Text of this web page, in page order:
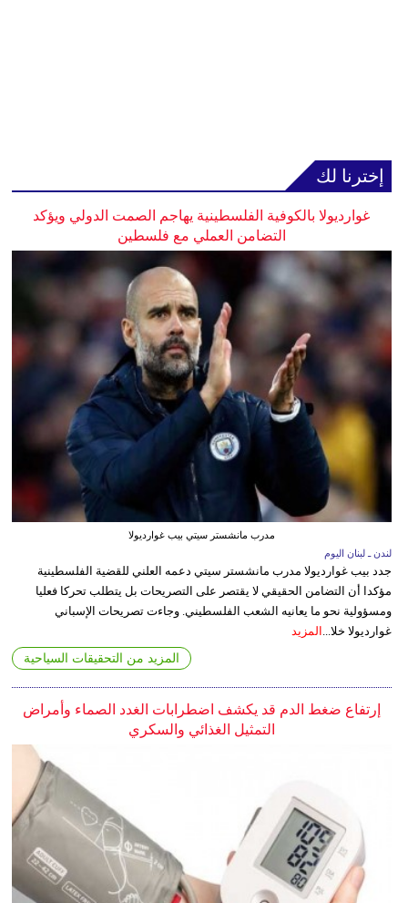
إخترنا لك
غوارديولا بالكوفية الفلسطينية يهاجم الصمت الدولي ويؤكد
التضامن العملي مع فلسطين
مدرب مانشستر سيتي بيب غوارديولا
لندن ـ لبنان اليوم
جدد بيب غوارديولا مدرب مانشستر سيتي دعمه العلني للقضية الفلسطينية
مؤكدا أن التضامن الحقيقي لا يقتصر على التصريحات بل يتطلب تحركا فعليا
ومسؤولية نحو ما يعانيه الشعب الفلسطيني. وجاءت تصريحات الإسباني
غوارديولا خلا... المزيد
المزيد من التحقيقات السياحية
إرتفاع ضغط الدم قد يكشف اضطرابات الغدد الصماء وأمراض
التمثيل الغذائي والسكري